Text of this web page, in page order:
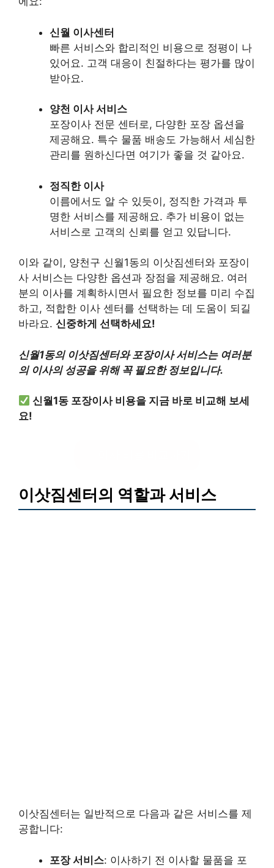
신월 이사센터
빠른 서비스와 합리적인 비용으로 정평이 나
있어요. 고객 대응이 친절하다는 평가를 많이
받아요.
양천 이사 서비스
포장이사 전문 센터로, 다양한 포장 옵션을
제공해요. 특수 물품 배송도 가능해서 세심한
관리를 원하신다면 여기가 좋을 것 같아요.
정직한 이사
이름에서도 알 수 있듯이, 정직한 가격과 투
명한 서비스를 제공해요. 추가 비용이 없는
서비스로 고객의 신뢰를 얻고 있답니다.
이와 같이, 양천구 신월1동의 이삿짐센터와 포장이
사 서비스는 다양한 옵션과 장점을 제공해요. 여러
분의 이사를 계획하시면서 필요한 정보를 미리 수집
하고, 적합한 이사 센터를 선택하는 데 도움이 되길
바라요. 신중하게 선택하세요!
신월1동의 이삿짐센터와 포장이사 서비스는 여러분
의 이사의 성공을 위해 꼭 필요한 정보입니다.
신월1동 포장이사 비용을 지금 바로 비교해 보세
요!
이삿짐센터의 역할과 서비스
이삿짐센터는 일반적으로 다음과 같은 서비스를 제
공합니다:
포장 서비스: 이사하기 전 이사할 물품을 포